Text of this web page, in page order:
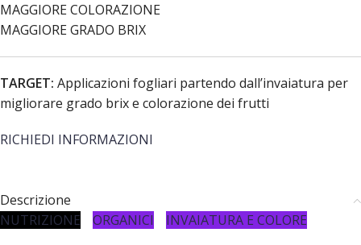
MAGGIORE COLORAZIONE
MAGGIORE GRADO BRIX
TARGET: Applicazioni fogliari partendo dall’invaiatura per
migliorare grado brix e colorazione dei frutti
RICHIEDI INFORMAZIONI
Descrizione
NUTRIZIONE
ORGANICI INVAIATURA E COLORE